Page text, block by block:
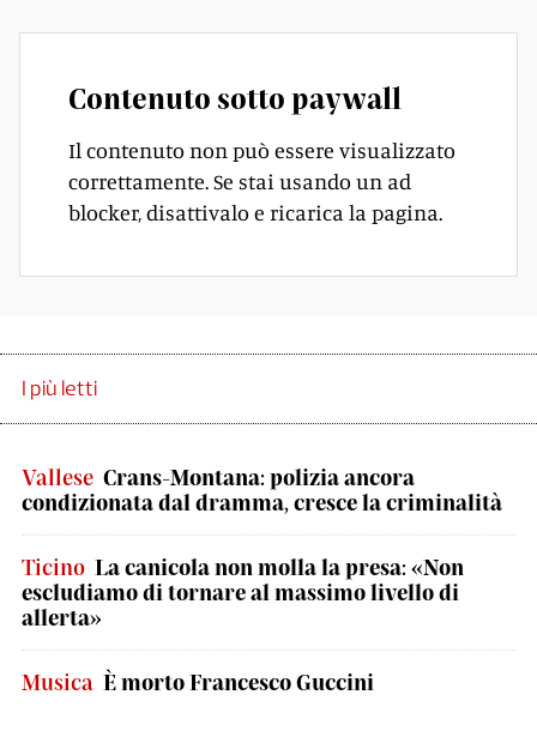
Contenuto sotto paywall
Il contenuto non può essere visualizzato
correttamente. Se stai usando un ad
blocker, disattivalo e ricarica la pagina.
I più letti
Vallese Crans-Montana: polizia ancora
condizionata dal dramma, cresce la criminalità
Ticino La canicola non molla la presa: «Non
escludiamo di tornare al massimo livello di
allerta»
Musica È morto Francesco Guccini